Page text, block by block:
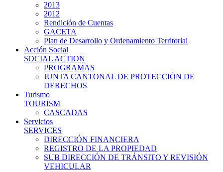
2013
2012
Rendición de Cuentas
GACETA
Plan de Desarrollo y Ordenamiento Territorial
Acción Social
SOCIAL ACTION
PROGRAMAS
JUNTA CANTONAL DE PROTECCIÓN DE
DERECHOS
Turismo
TOURISM
CASCADAS
Servicios
SERVICES
DIRECCIÓN FINANCIERA
REGISTRO DE LA PROPIEDAD
SUB DIRECCIÓN DE TRÁNSITO Y REVISIÓN
VEHICULAR